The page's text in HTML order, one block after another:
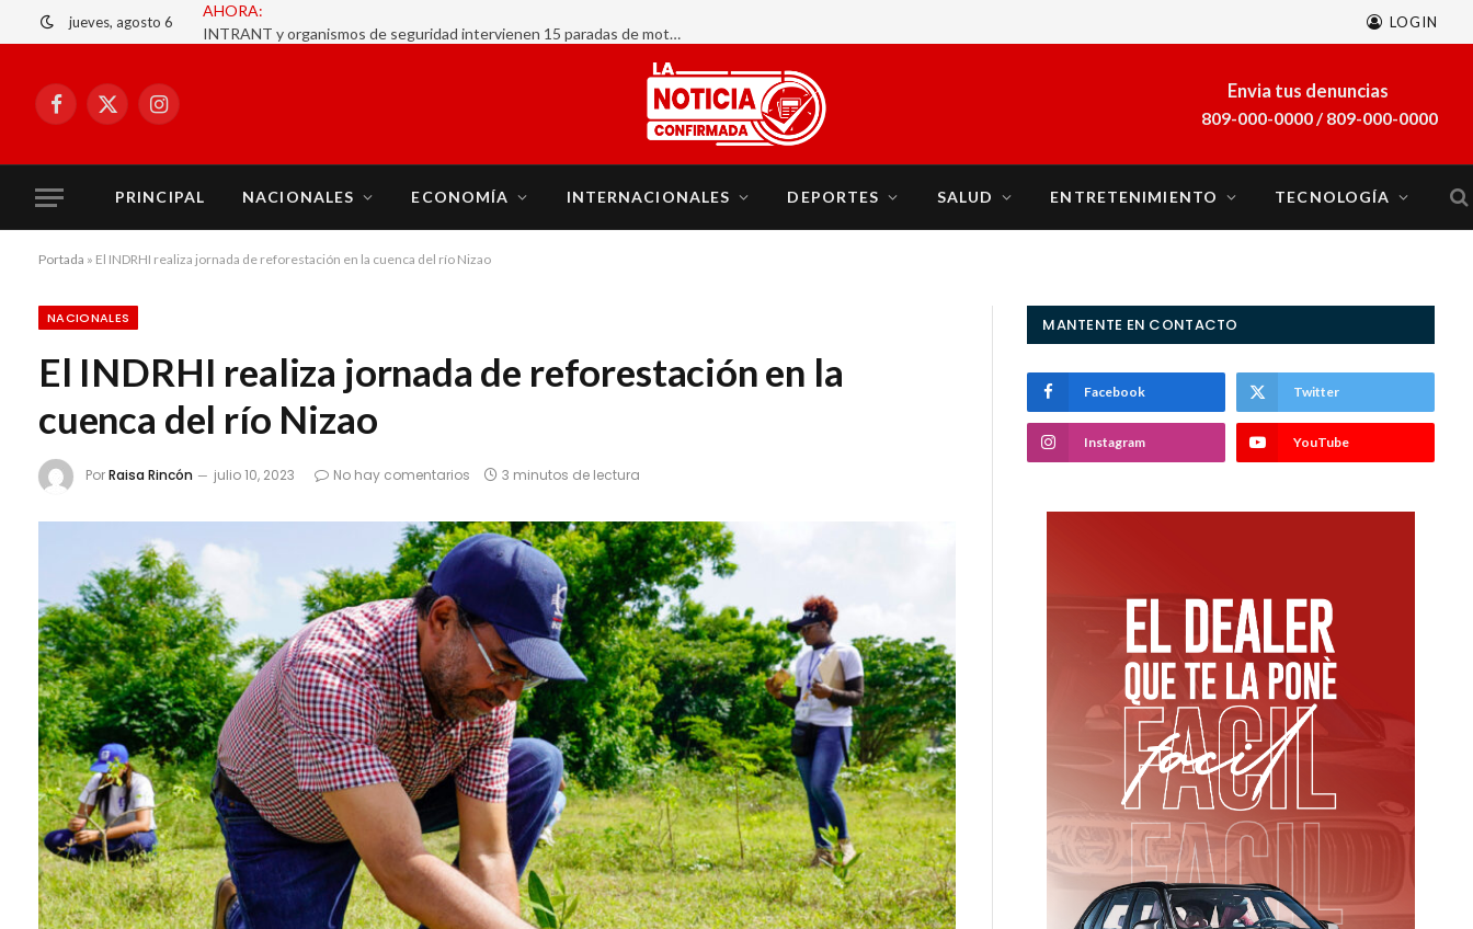
jueves, agosto 6 LOGIN
Facebook
X
Instagram
Envia tus denuncias
809-000-0000 / 809-000-0000
PRINCIPAL NACIONALES ECONOMÍA INTERNACIONALES DEPORTES SALUD ENTRETENIMIENTO TECNOLOGÍA
Portada » El INDRHI realiza jornada de reforestación en la cuenca del río Nizao
NACIONALES
El INDRHI realiza jornada de reforestación en la
cuenca del río Nizao
PorRaisa Rincón julio 10, 2023 No hay comentarios 3 minutos de lectura
MANTENTE EN CONTACTO
Facebook Twitter
Instagram YouTube